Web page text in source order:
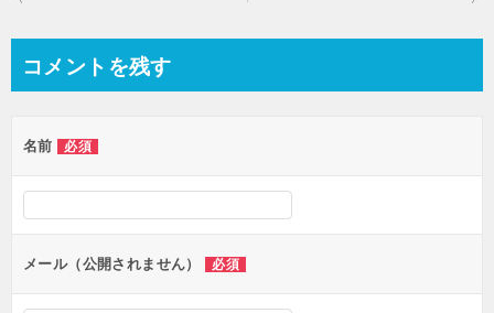
ビ
ー
シ
ン
コメントを残す
名前 必須
メール（公開されません） 必須